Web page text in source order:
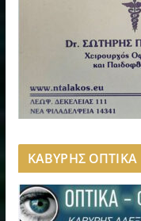
ΚΑΒΥΡΗΣ ΟΠΤΙΚΑ